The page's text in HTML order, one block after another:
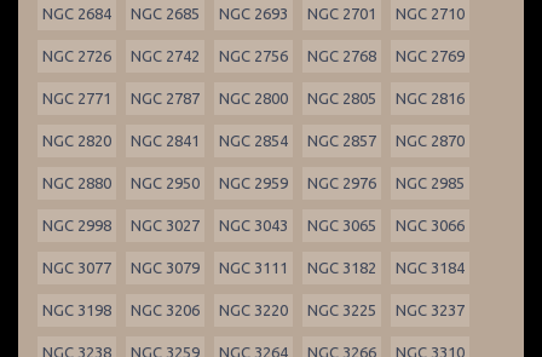
NGC 2684 NGC 2685 NGC 2693 NGC 2701 NGC 2710
NGC 2726 NGC 2742 NGC 2756 NGC 2768 NGC 2769
NGC 2771 NGC 2787 NGC 2800 NGC 2805 NGC 2816
NGC 2820 NGC 2841 NGC 2854 NGC 2857 NGC 2870
NGC 2880 NGC 2950 NGC 2959 NGC 2976 NGC 2985
NGC 2998 NGC 3027 NGC 3043 NGC 3065 NGC 3066
NGC 3077 NGC 3079 NGC 3111 NGC 3182 NGC 3184
NGC 3198 NGC 3206 NGC 3220 NGC 3225 NGC 3237
NGC 3238 NGC 3259 NGC 3264 NGC 3266 NGC 3310